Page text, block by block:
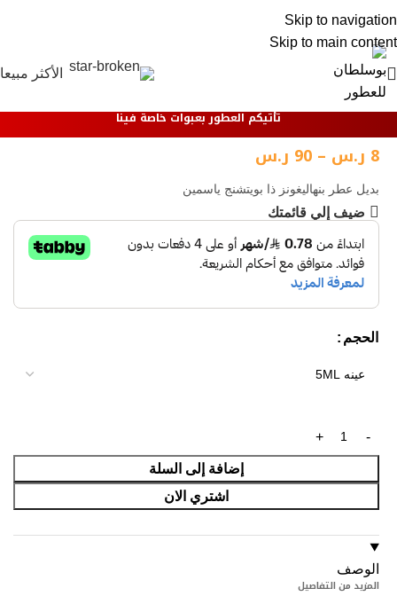
Skip to navigation
Skip to main content
الأكثر مبيعا
تأتيكم العطور بعبوات خاصة فينا
بديل عطر بنهاليغونز ذا بويتشنج ياسمين
8 ر.س –
90 ر.س
ضيف إلي قائمتك
الحجم
إضافة إلى السلة
اشتري الان
الوصف
المزيد من التفاصيل